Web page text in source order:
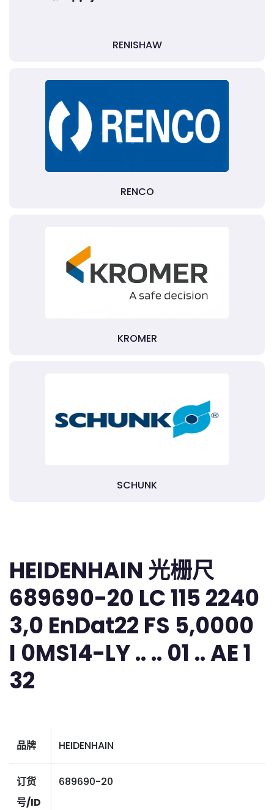
RENISHAW
RENCO
KROMER
SCHUNK
HEIDENHAIN 光栅尺
689690-20 LC 115 2240
3,0 EnDat22 FS 5,0000
I 0MS14-LY .. .. 01 .. AE 1
32
品牌 HEIDENHAIN
订货
号/ID
689690-20